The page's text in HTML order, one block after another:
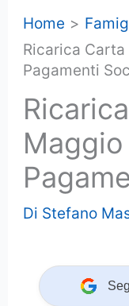
Home
Ricarica
Pagamenti
Di Stefano